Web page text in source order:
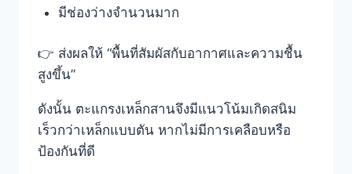
มีช่องว่างจำนวนมาก
👉 ส่งผลให้ “พื้นที่สัมผัสกับอากาศและความชื้น
สูงขึ้น”
ดังนั้น ตะแกรงเหล็กสานจึงมีแนวโน้มเกิดสนิม
เร็วกว่าเหล็กแบบตัน หากไม่มีการเคลือบหรือ
ป้องกันที่ดี